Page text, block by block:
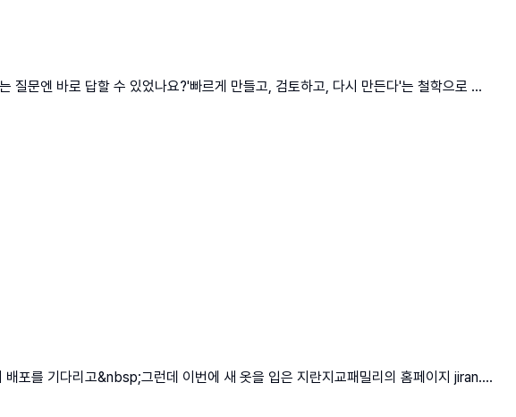
질문엔 바로 답할 수 있었나요?'빠르게 만들고, 검토하고, 다시 만든다'는 철학으로 ...
포를 기다리고&nbsp;그런데 이번에 새 옷을 입은 지란지교패밀리의 홈페이지 jiran....